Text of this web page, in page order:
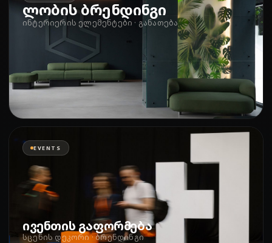
ლობის ბრენდინგი
ინტერიერის ელემენტები · განათება
EVENTS
ივენთის გაფორმება
სცენის დეკორი · ბრენდინგი